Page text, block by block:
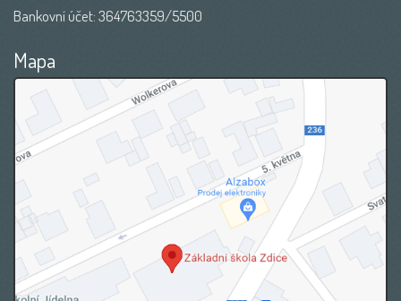
Bankovní účet: 364763359/5500
Mapa